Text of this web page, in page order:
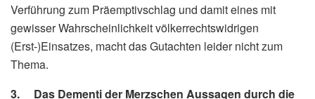
Verführung zum Präemptivschlag und damit eines mit
gewisser Wahrscheinlichkeit völkerrechtswidrigen
(Erst-)Einsatzes, macht das Gutachten leider nicht zum
Thema.
3. Das Dementi der Merzschen Aussagen durch die